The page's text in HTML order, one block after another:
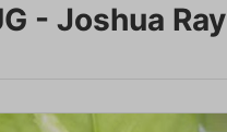
- Joshua Ray